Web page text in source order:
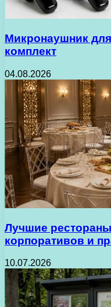
Микронаушник
комплект
04.08.2026
Лучшие
корпоративов и
10.07.2026